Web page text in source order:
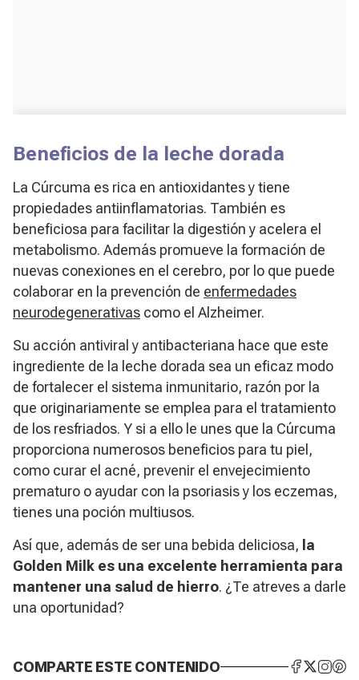
Beneficios de la leche dorada
La Cúrcuma es rica en antioxidantes y tiene
propiedades antiinflamatorias. También es
beneficiosa para facilitar la digestión y acelera el
metabolismo. Además promueve la formación de
nuevas conexiones en el cerebro, por lo que puede
colaborar en la prevención de enfermedades
neurodegenerativas como el Alzheimer.
Su acción antiviral y antibacteriana hace que este
ingrediente de la leche dorada sea un eficaz modo
de fortalecer el sistema inmunitario, razón por la
que originariamente se emplea para el tratamiento
de los resfriados. Y si a ello le unes que la Cúrcuma
proporciona numerosos beneficios para tu piel,
como curar el acné, prevenir el envejecimiento
prematuro o ayudar con la psoriasis y los eczemas,
tienes una poción multiusos.
Así que, además de ser una bebida deliciosa, la
Golden Milk es una excelente herramienta para
mantener una salud de hierro. ¿Te atreves a darle
una oportunidad?
COMPARTE ESTE CONTENIDO